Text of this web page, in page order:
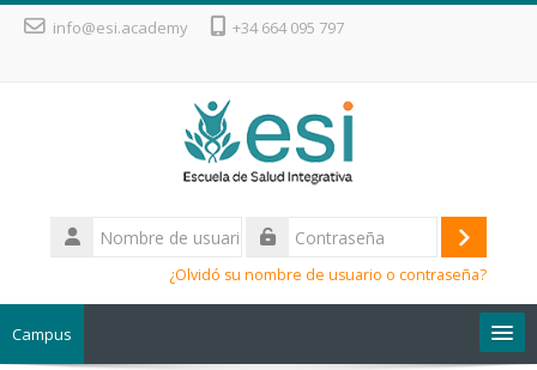
Salta al contenido principal
info@esi.academy +34 664 095 797
Nombre
de
Acceder
¿Olvidó su nombre de usuario o contraseña?
Campus